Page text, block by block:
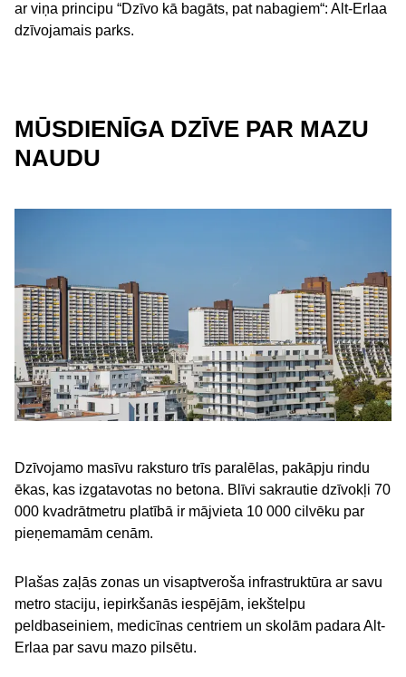
ar viņa principu “Dzīvo kā bagāts, pat nabagiem“: Alt-Erlaa
dzīvojamais parks.
MŪSDIENĪGA DZĪVE PAR MAZU
NAUDU
Dzīvojamo masīvu raksturo trīs paralēlas, pakāpju rindu
ēkas, kas izgatavotas no betona. Blīvi sakrautie dzīvokļi 70
000 kvadrātmetru platībā ir mājvieta 10 000 cilvēku par
pieņemamām cenām.
Plašas zaļās zonas un visaptveroša infrastruktūra ar savu
metro staciju, iepirkšanās iespējām, iekštelpu
peldbaseiniem, medicīnas centriem un skolām padara Alt-
Erlaa par savu mazo pilsētu.